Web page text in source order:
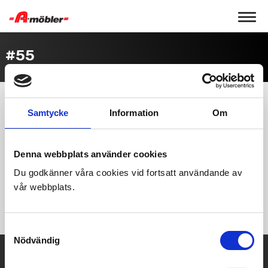
Samtycke Information Om
Denna webbplats använder cookies
Du godkänner våra cookies vid fortsatt användande av
vår webbplats.
Nödvändig
Toggle
#55